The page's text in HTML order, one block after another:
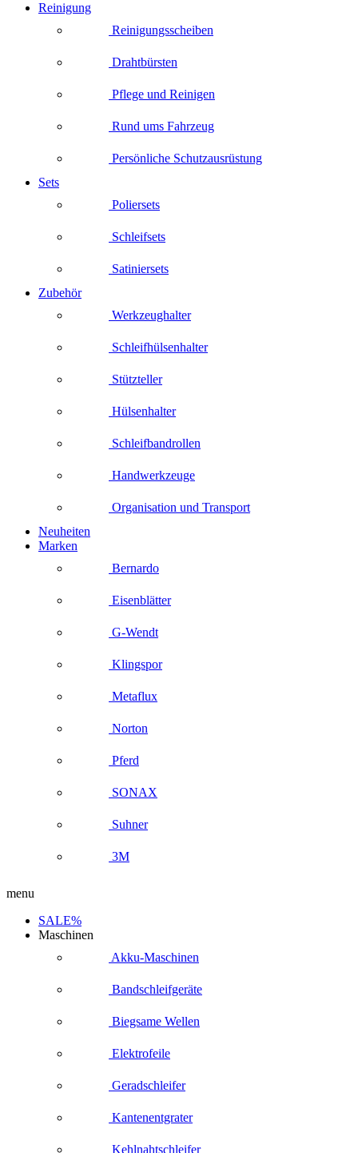
Reinigung
Reinigungsscheiben
Drahtbürsten
Pflege und Reinigen
Rund ums Fahrzeug
Persönliche Schutzausrüstung
Sets
Poliersets
Schleifsets
Satiniersets
Zubehör
Werkzeughalter
Schleifhülsenhalter
Stützteller
Hülsenhalter
Schleifbandrollen
Handwerkzeuge
Organisation und Transport
Neuheiten
Marken
Bernardo
Eisenblätter
G-Wendt
Klingspor
Metaflux
Norton
Pferd
SONAX
Suhner
3M
menu
SALE%
Maschinen
Akku-Maschinen
Bandschleifgeräte
Biegsame Wellen
Elektrofeile
Geradschleifer
Kantenentgrater
Kehlnahtschleifer